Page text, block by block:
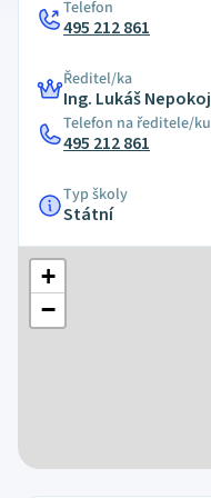
Telefon
495 212 861
Ředitel/ka
Ing. Lukáš Nepokoj
Telefon na ředitele/ku
495 212 861
Typ školy
Státní
+
−